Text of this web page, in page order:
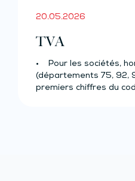
20.05.2026
TVA
• Pour les sociétés,
(départements 75, 92,
premiers chiffres du